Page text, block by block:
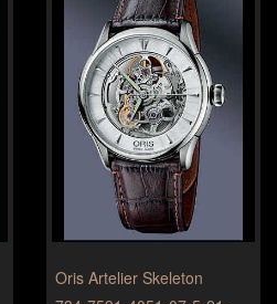
Oris Artelier Skeleton